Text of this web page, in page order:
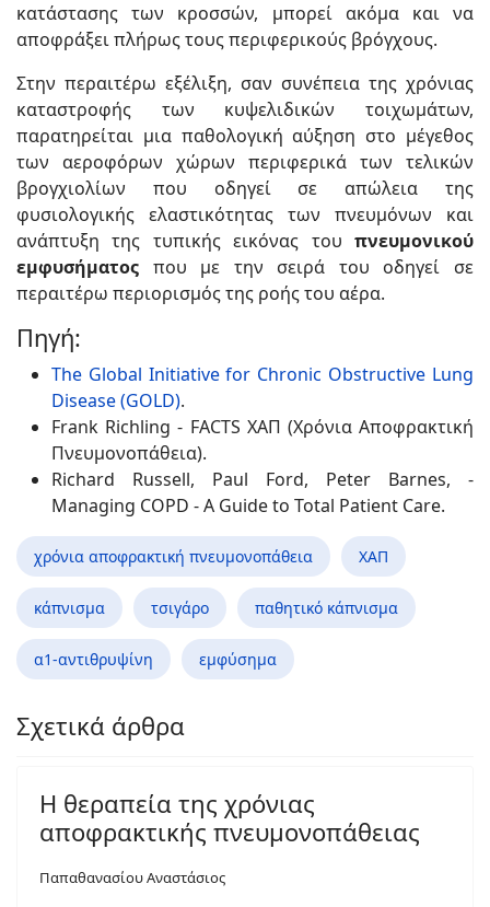
κατάστασης των κροσσών, μπορεί ακόμα και να
αποφράξει πλήρως τους περιφερικούς βρόγχους.
Στην περαιτέρω εξέλιξη, σαν συνέπεια της χρόνιας
καταστροφής των κυψελιδικών τοιχωμάτων,
παρατηρείται μια παθολογική αύξηση στο μέγεθος
των αεροφόρων χώρων περιφερικά των τελικών
βρογχιολίων που οδηγεί σε απώλεια της
φυσιολογικής ελαστικότητας των πνευμόνων και
ανάπτυξη της τυπικής εικόνας του πνευμονικού
εμφυσήματος που με την σειρά του οδηγεί σε
περαιτέρω περιορισμός της ροής του αέρα.
Πηγή:
The Global Initiative for Chronic Obstructive Lung
Disease (GOLD).
Frank Richling - FACTS XΑΠ (Χρόνια Αποφρακτική
Πνευμονοπάθεια).
Richard Russell, Paul Ford, Peter Barnes, -
Managing COPD - A Guide to Total Patient Care.
χρόνια αποφρακτική πνευμονοπάθεια ΧΑΠ
κάπνισμα τσιγάρο παθητικό κάπνισμα
α1-αντιθρυψίνη εμφύσημα
Σχετικά άρθρα
Η θεραπεία της χρόνιας
αποφρακτικής πνευμονοπάθειας
Παπαθανασίου Αναστάσιος